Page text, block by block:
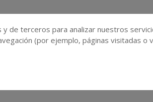
y de terceros para analizar nuestros
(por ejemplo, páginas visitadas